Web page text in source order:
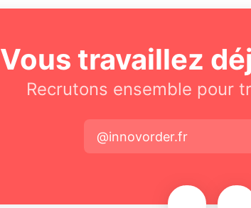
Vous travaillez
Recrutons ensemble pour
@innovorder.fr